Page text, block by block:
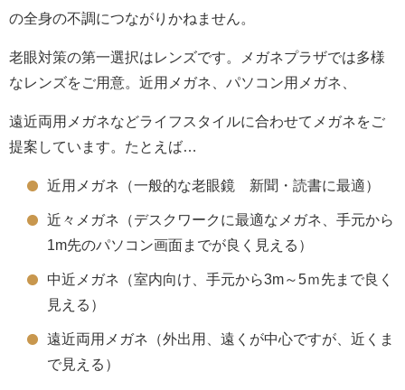
の全身の不調につながりかねません。
老眼対策の第一選択はレンズです。メガネプラザでは多様
なレンズをご用意。近用メガネ、パソコン用メガネ、
遠近両用メガネなどライフスタイルに合わせてメガネをご
提案しています。たとえば…
近用メガネ（一般的な老眼鏡 新聞・読書に最適）
近々メガネ（デスクワークに最適なメガネ、手元から
1m先のパソコン画面までが良く見える）
中近メガネ（室内向け、手元から3m～5ｍ先まで良く
見える）
遠近両用メガネ（外出用、遠くが中心ですが、近くま
で見える）